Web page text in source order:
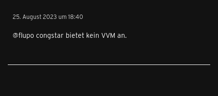
25. August 2023 um 18:40
@flupo congstar bietet kein VVM an.